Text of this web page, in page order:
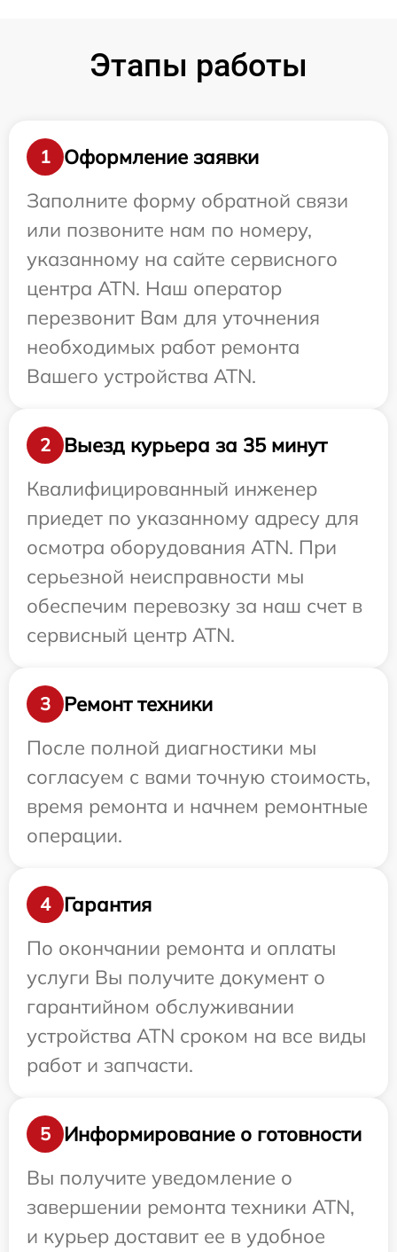
Этапы работы
1
Оформление заявки
Заполните форму обратной связи
или позвоните нам по номеру,
указанному на сайте сервисного
центра ATN. Наш оператор
перезвонит Вам для уточнения
необходимых работ ремонта
Вашего устройства ATN.
2
Выезд курьера за 35 минут
Квалифицированный инженер
приедет по указанному адресу для
осмотра оборудования ATN. При
серьезной неисправности мы
обеспечим перевозку за наш счет в
сервисный центр ATN.
3
Ремонт техники
После полной диагностики мы
согласуем с вами точную стоимость,
время ремонта и начнем ремонтные
операции.
4
Гарантия
По окончании ремонта и оплаты
услуги Вы получите документ о
гарантийном обслуживании
устройства ATN сроком на все виды
работ и запчасти.
5
Информирование о готовности
Вы получите уведомление о
завершении ремонта техники ATN,
и курьер доставит ее в удобное